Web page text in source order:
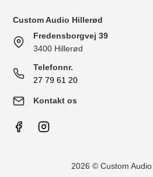
Custom Audio Hillerød
Fredensborgvej 39
3400 Hillerød
Telefonnr.
27 79 61 20
Kontakt os
2026 © Custom Audio